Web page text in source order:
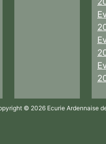
© 2026 Ecurie Ardennaise